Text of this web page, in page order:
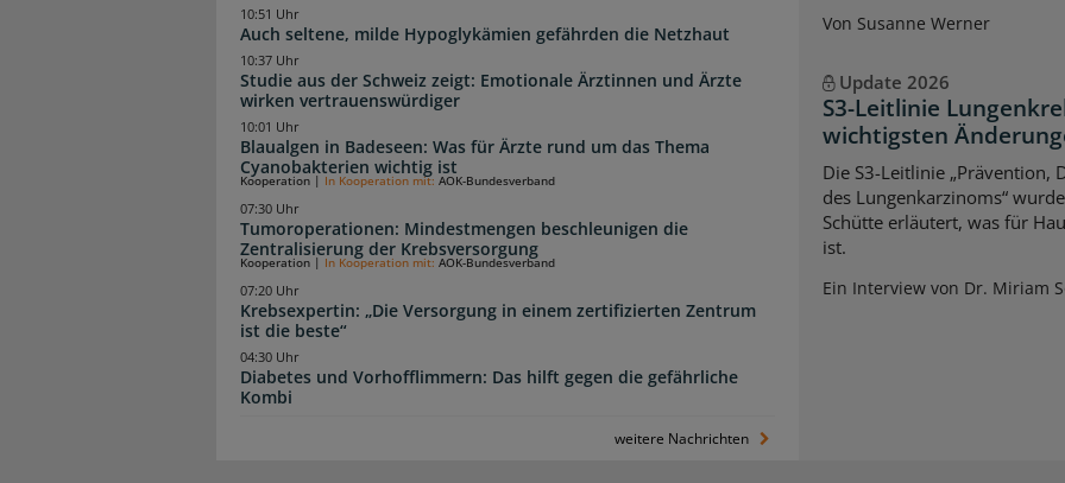
Auch seltene, milde Hypoglykämien gefährden die Netzhaut
10:51 Uhr
Studie aus der Schweiz zeigt: Emotionale Ärztinnen und Ärzte
wirken vertrauenswürdiger
10:37 Uhr
Blaualgen in Badeseen: Was für Ärzte rund um das Thema
Cyanobakterien wichtig ist
10:01 Uhr
Tumoroperationen: Mindestmengen beschleunigen die
Zentralisierung der Krebsversorgung
Kooperation In Kooperation mit: AOK-Bundesverband
07:30 Uhr
Krebsexpertin: „Die Versorgung in einem zertifizierten Zentrum
ist die beste“
Kooperation In Kooperation mit: AOK-Bundesverband
07:20 Uhr
Diabetes und Vorhofflimmern: Das hilft gegen die gefährliche
Kombi
04:30 Uhr
weitere Nachrichten
Von Susanne Werner
Update 2026
S3-Leitlinie
wichtigsten
Die S3-Leitlinie „Prävention,
des Lungenkarzinoms“
Schütte erläutert, was für
ist.
Ein Interview von Dr. Miriam